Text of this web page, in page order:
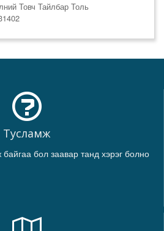
Товч Тайлбар Толь
Тусламж
бол заавар танд хэрэг болно